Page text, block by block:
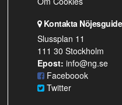
Kontakta
Slussplan 11
111 30 Stockholm
Epost: info@ng.se
Faceboook
Twitter